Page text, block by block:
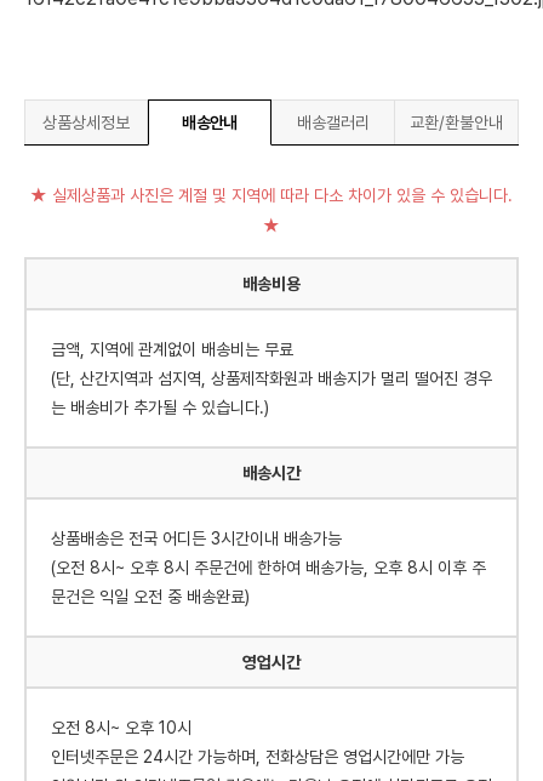
상품상세정보 배송안내 배송갤러리 교환/환불안내
★ 실제상품과 사진은 계절 및 지역에 따라 다소 차이가 있을 수 있습니다.
★
배송비용
금액, 지역에 관계없이 배송비는 무료
(단, 산간지역과 섬지역, 상품제작화원과 배송지가 멀리 떨어진 경우
는 배송비가 추가될 수 있습니다.)
배송시간
상품배송은 전국 어디든 3시간이내 배송가능
(오전 8시~ 오후 8시 주문건에 한하여 배송가능, 오후 8시 이후 주
문건은 익일 오전 중 배송완료)
영업시간
오전 8시~ 오후 10시
인터넷주문은 24시간 가능하며, 전화상담은 영업시간에만 가능